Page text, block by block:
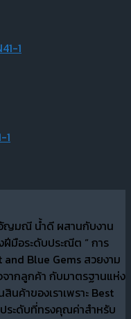
1
อัญมณี น้ำดี ผสานกับงาน
มือระดับประณีต “ การ
and Blue Gems สวยงาม
จากลูกค้า กับมาตรฐานแห่ง
ค้าของเราเพราะ Best
ระดับที่ทรงคุณค่าสำหรับ